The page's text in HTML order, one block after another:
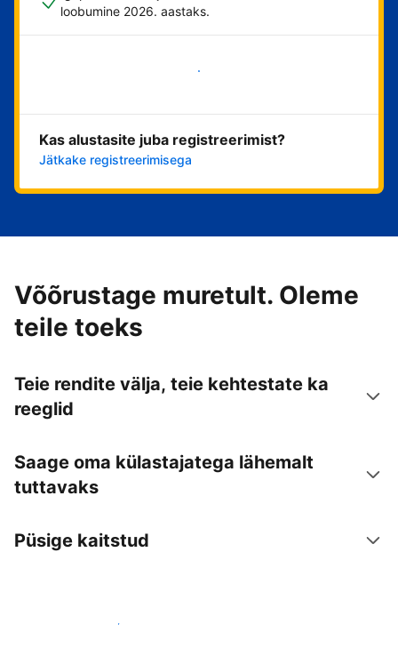
loobumine 2026. aastaks.
Alusta kohe
Kas alustasite juba registreerimist?
Jätkake registreerimisega
Võõrustage muretult. Oleme
teile toeks
Teie rendite välja, teie kehtestate ka
reeglid
Saage oma külastajatega lähemalt
tuttavaks
Püsige kaitstud
Võõrusta meiega juba täna